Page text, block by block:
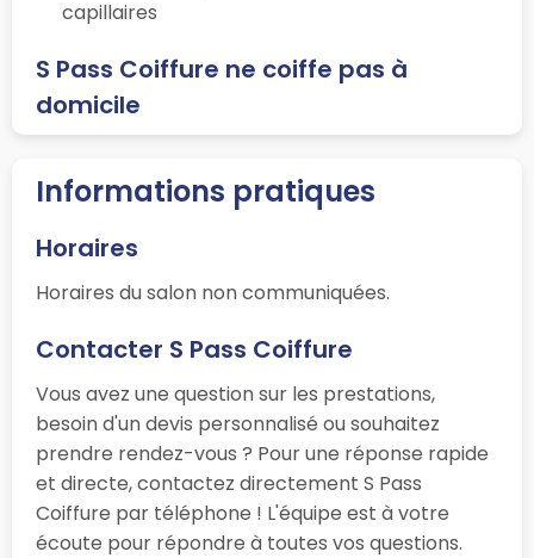
capillaires
S Pass Coiffure ne coiffe pas à
domicile
Informations pratiques
Horaires
Horaires du salon non communiquées.
Contacter S Pass Coiffure
Vous avez une question sur les prestations,
besoin d'un devis personnalisé ou souhaitez
prendre rendez-vous ? Pour une réponse rapide
et directe, contactez directement S Pass
Coiffure par téléphone ! L'équipe est à votre
écoute pour répondre à toutes vos questions.